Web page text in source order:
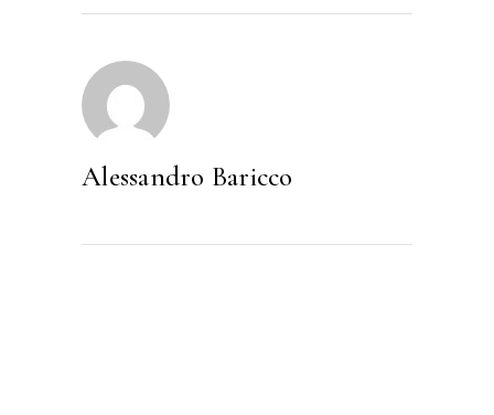
Alessandro Baricco